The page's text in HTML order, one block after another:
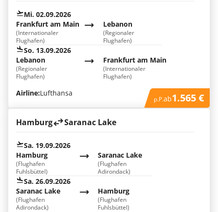
Mi. 02.09.2026
Frankfurt am Main
(Internationaler
Flughafen)
Lebanon
(Regionaler
Flughafen)
So. 13.09.2026
Frankfurt am Main
(Internationaler
Flughafen)
Lebanon
(Regionaler
Flughafen)
Airline:Lufthansa
p.P.ab1.565 €
Hamburg Saranac Lake
Sa. 19.09.2026
Hamburg
(Flughafen
Fuhlsbüttel)
Saranac Lake
(Flughafen
Adirondack)
Sa. 26.09.2026
Hamburg
(Flughafen
Fuhlsbüttel)
Saranac Lake
(Flughafen
Adirondack)